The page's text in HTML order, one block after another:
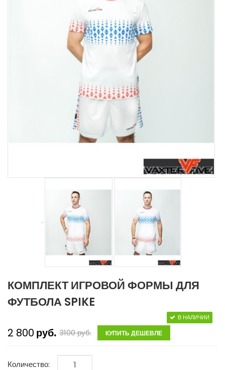
КОМПЛЕКТ ИГРОВОЙ ФОРМЫ ДЛЯ
ФУТБОЛА SPIKE
2 800 руб. 3100руб. КУПИТЬ ДЕШЕВЛЕ
В НАЛИЧИИ
Количество: